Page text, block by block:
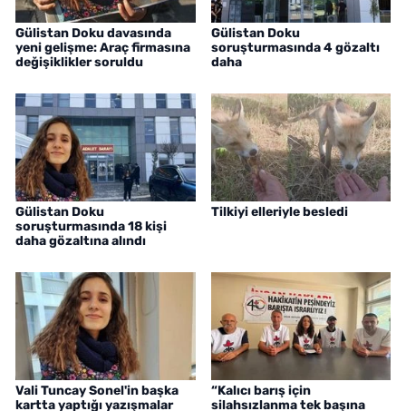
Gülistan Doku davasında
yeni gelişme: Araç firmasına
değişiklikler soruldu
Gülistan Doku
soruşturmasında 4 gözaltı
daha
Gülistan Doku
soruşturmasında 18 kişi
daha gözaltına alındı
Tilkiyi elleriyle besledi
Vali Tuncay Sonel'in başka
kartta yaptığı yazışmalar
“Kalıcı barış için
silahsızlanma tek başına